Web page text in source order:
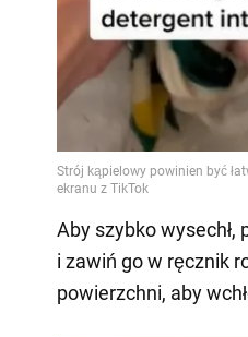
Aby szybko wysechł,
i zawiń go w ręcznik
powierzchni, aby